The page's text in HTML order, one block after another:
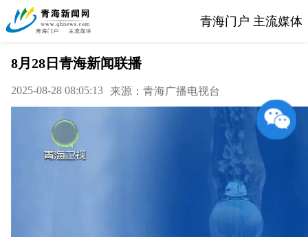
青海门户 主流媒体
8月28日青海新闻联播
2025-08-28 08:05:13 来源：青海广播电视台